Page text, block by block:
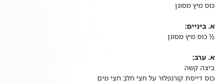
כוס מיץ מסונן
א. ביניים:
½ כוס מיץ מסונן
א. ערב:
ביצה קשה
כוס דייסת קורנפלור על חצי חלב חצי מים